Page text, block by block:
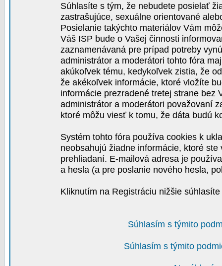
Súhlasíte s tým, že nebudete posielať
zastrašujúce, sexuálne orientované
Posielanie takýchto materiálov Vám
Váš ISP bude o Vašej činnosti
zaznamenávaná pre prípad potreby
administrátor a moderátori tohto fóra
akúkoľvek tému, kedykoľvek zistia, že
že akékoľvek informácie, ktoré vložíte
informácie prezradené tretej strane bez
administrátor a moderátori považovaní
ktoré môžu viesť k tomu, že dáta budú
Systém tohto fóra používa cookies k
neobsahujú žiadne informácie, ktoré
prehliadaní. E-mailová adresa je
a hesla (a pre poslanie nového hesla,
Kliknutím na Registráciu nižšie
Súhlasím s týmito
Súhlasím s týmito